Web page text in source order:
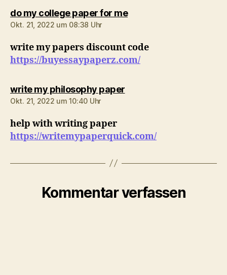
do my college paper for mesagt:
Okt. 21, 2022 um 08:38 Uhr
write my papers discount code
https://buyessaypaperz.com/
write my philosophy papersagt:
Okt. 21, 2022 um 10:40 Uhr
help with writing paper
https://writemypaperquick.com/
Kommentar verfassen